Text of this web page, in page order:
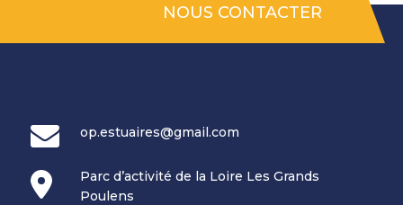
NOUS CONTACTER
op.estuaires@gmail.com
Parc d’activité de la Loire Les Grands
Poulens